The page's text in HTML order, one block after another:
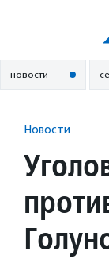
новости
Новости